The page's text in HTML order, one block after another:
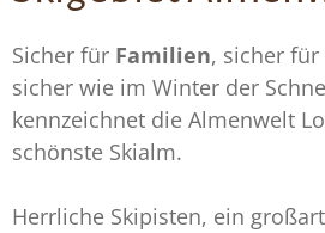
Sicher für Familien, sicher
sicher wie im Winter der
kennzeichnet die Almenwelt
schönste Skialm.
Herrliche Skipisten, ein